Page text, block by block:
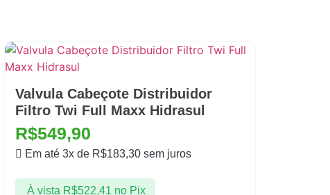
Valvula Cabeçote Distribuidor
Filtro Twi Full Maxx Hidrasul
R$549,90
Em até 3x de R$183,30sem juros
À vista R$522,41 no Pix